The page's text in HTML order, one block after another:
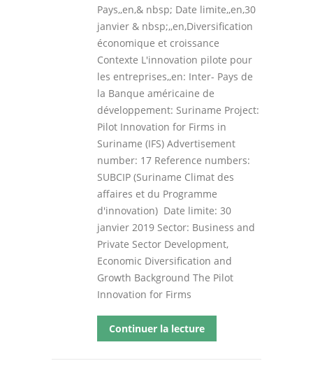
Pays,,en,& nbsp; Date limite,,en,30
janvier & nbsp;,,en,Diversification
économique et croissance
Contexte L'innovation pilote pour
les entreprises,,en: Inter- Pays de
la Banque américaine de
développement: Suriname Project:
Pilot Innovation for Firms in
Suriname (IFS) Advertisement
number: 17 Reference numbers:
SUBCIP (Suriname Climat des
affaires et du Programme
d'innovation) Date limite: 30
janvier 2019 Sector: Business and
Private Sector Development,
Economic Diversification and
Growth Background The Pilot
Innovation for Firms
Continuer la lecture